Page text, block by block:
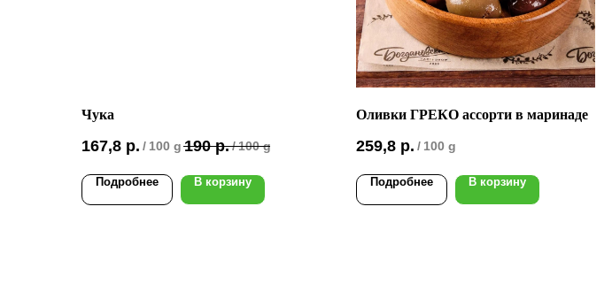
Чука
167,8 р. / 100 g 190 р./100 g
Подробнее В корзину
Оливки ГРЕКО ассорти в маринаде
259,8 р. / 100 g
Подробнее В корзину